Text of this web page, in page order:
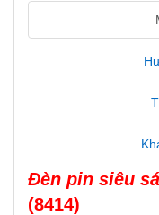
Đèn pin siêu
(8414)